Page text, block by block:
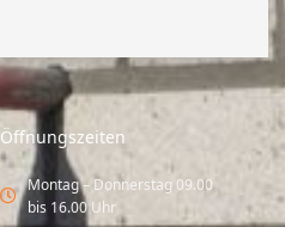
Öffnungszeiten
Montag – Donnerstag 09.00
bis 16.00 Uhr